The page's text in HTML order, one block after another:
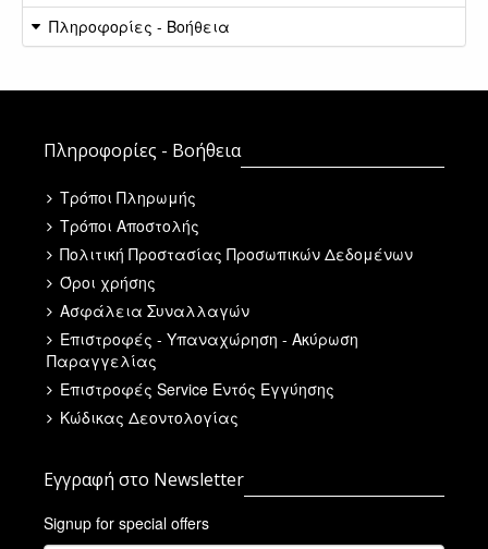
Πληροφορίες - Βοήθεια
Πληροφορίες - Βοήθεια
Τρόποι Πληρωμής
Τρόποι Αποστολής
Πολιτική Προστασίας Προσωπικών Δεδομένων
Όροι χρήσης
Ασφάλεια Συναλλαγών
Επιστροφές - Υπαναχώρηση - Ακύρωση
Παραγγελίας
Επιστροφές Service Εντός Εγγύησης
Κώδικας Δεοντολογίας
Εγγραφή στο Newsletter
Signup for special offers